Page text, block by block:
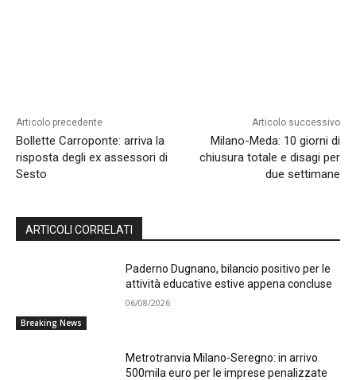
Articolo precedente
Bollette Carroponte: arriva la
risposta degli ex assessori di
Sesto
Articolo successivo
Milano-Meda: 10 giorni di
chiusura totale e disagi per
due settimane
ARTICOLI CORRELATI
Breaking News
Paderno Dugnano, bilancio positivo per le
attività educative estive appena concluse
06/08/2026
Metrotranvia Milano-Seregno: in arrivo
500mila euro per le imprese penalizzate